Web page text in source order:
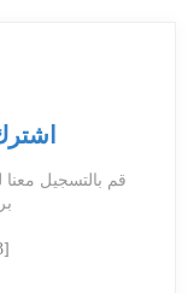
قم بالتسجيل معنا
[mc4wp_form id="243"]